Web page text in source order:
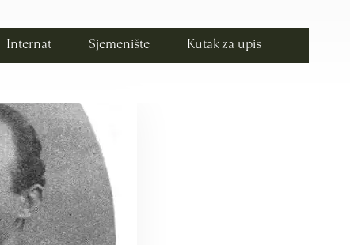
Internat Sjemenište Kutak za upis